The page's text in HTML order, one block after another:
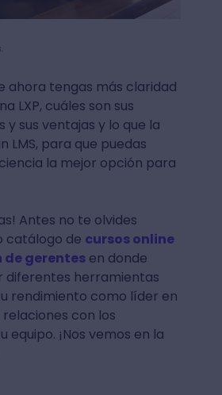
ahora tengas más claridad
LXP, cuáles son sus
sus ventajas y lo que la
LMS, para que puedas
la mejor opción para
Antes no te olvides
catálogo de cursos online
de gerentesen donde
diferentes herramientas
rendimiento como líder en
con los
equipo. ¡Nos vemos en la